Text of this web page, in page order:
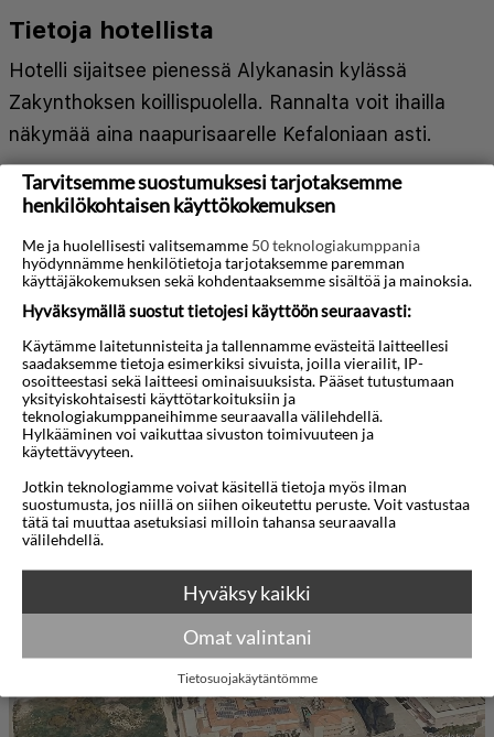
Liikenne: Paikallisliikennettä
Tietoja hotellista
Hotelli sijaitsee pienessä Alykanasin kylässä
Zakynthoksen koillispuolella. Rannalta voit ihailla
näkymää aina naapurisaarelle Kefaloniaan asti.
Altaita jokaiseen makuun
Täällä pääset valitsemaan useasta altaasta.
Pääaltaan lisäksi hotellilla on:
Matala lastenallas
Pieni allas aivan rannan äärellä
Mini-vesipuisto ja kolme vesiliukumäkeä
...aurinkotuoleja ja -varjoja altailla ja nurmikolla
aivan rannan yläpuolella.
Huomioi, että hotelli edellyttää vähintään yhden
henkilön jokaisella varauksella olevan yli 18-
vuotias.
Näytä lisää
Tarvitsemme suostumuksesi tarjotaksemme
henkilökohtaisen käyttökokemuksen
Me ja huolellisesti valitsemamme 50 teknologiakumppania
hyödynnämme henkilötietoja tarjotaksemme paremman
käyttäjäkokemuksen sekä kohdentaaksemme sisältöä ja mainoksia.
Hyväksymällä suostut tietojesi käyttöön seuraavasti:
Käytämme laitetunnisteita ja tallennamme evästeitä laitteellesi
saadaksemme tietoja esimerkiksi sivuista, joilla vierailit, IP-
osoitteestasi sekä laitteesi ominaisuuksista. Pääset tutustumaan
yksityiskohtaisesti käyttötarkoituksiin ja
teknologiakumppaneihimme seuraavalla välilehdellä.
Hylkääminen voi vaikuttaa sivuston toimivuuteen ja
käytettävyyteen.
Jotkin teknologiamme voivat käsitellä tietoja myös ilman
suostumusta, jos niillä on siihen oikeutettu peruste. Voit vastustaa
tätä tai muuttaa asetuksiasi milloin tahansa seuraavalla
välilehdellä.
Hyväksy kaikki
Omat valintani
Tietosuojakäytäntömme